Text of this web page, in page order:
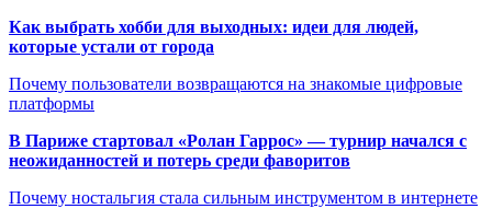
Как выбрать хобби для выходных: идеи для людей,
которые устали от города
Почему пользователи возвращаются на знакомые цифровые
платформы
В Париже стартовал «Ролан Гаррос» — турнир начался с
неожиданностей и потерь среди фаворитов
Почему ностальгия стала сильным инструментом в интернете